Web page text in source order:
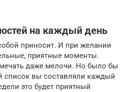
на каждый день
приносит. И при желании
приятные моменты.
даже мелочи. Но было бы
список вы составляли каждый
это будет приятный